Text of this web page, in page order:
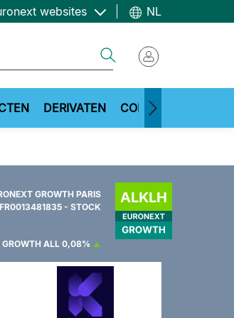
websites NL
DERIVATEN COMMODITIES
GROWTH PARIS
FR0013481835 - STOCK
GROWTH ALL 0,08%